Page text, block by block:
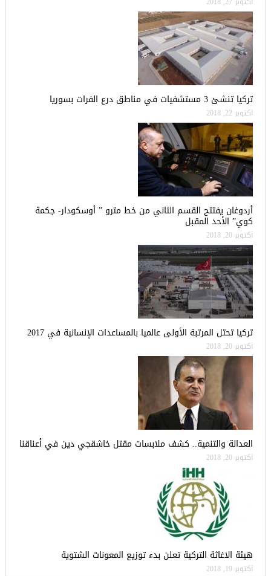
تركيا تنشئ 3 مستشفيات في مناطق درع الفرات بسوريا
أكتوبر 22, 2018
أردوغان يفتتح القسم الثاني من خط مترو ” أوسكودار- جكمة
كوي” الأحد المقبل
أكتوبر 20, 2018
تركيا تحتل المرتبة الأولى عالميا بالمساعدات الإنسانية في 2017
أكتوبر 20, 2018
العدالة والتنمية.. كشف ملابسات مقتل خاشقجي دين في أعناقنا
أكتوبر 20, 2018
هيئة الاغاثة التركية تعلن بدء توزيع المعونات الشتوية
أكتوبر 19, 2018